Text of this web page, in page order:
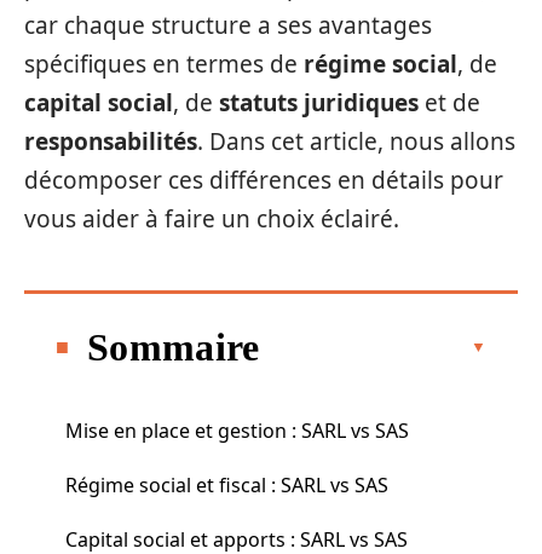
car chaque structure a ses avantages
spécifiques en termes de régime social, de
capital social, de statuts juridiques et de
responsabilités. Dans cet article, nous allons
décomposer ces différences en détails pour
vous aider à faire un choix éclairé.
Sommaire
Mise en place et gestion : SARL vs SAS
Régime social et fiscal : SARL vs SAS
Capital social et apports : SARL vs SAS